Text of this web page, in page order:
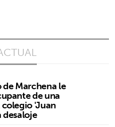
Marchena le
de una
'Juan
desaloje